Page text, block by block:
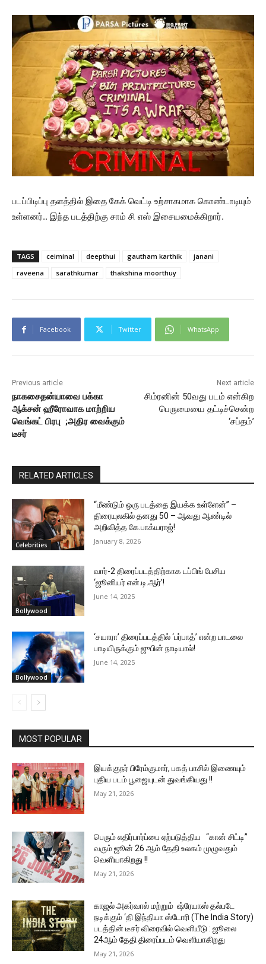
படப்பிடிப்பு தளத்தில் இதை கேக் வெட்டி உற்சாகமாக கொண்டாடியும்
உள்ளனர்.. இந்த படத்திற்கு சாம் சி எஸ் இசையமைக்கிறார்.
TAGS ceiminal deepthui gautham karthik
janani
raveena
sarathkumar thakshina moorthuy
Facebook Twitter WhatsApp
Previous article
நாகசைதன்யாவை பக்கா
ஆக்சன் ஹீரோவாக மாற்றிய
வெங்கட் பிரபு ;அதிர வைக்கும்
டீசர்
Next article
சிம்ரனின் 50வது படம் என்கிற
பெருமையை தட்டிச்சென்ற
‘சப்தம்’
RELATED ARTICLES
Celebrities
“மீண்டும் ஒரு படத்தை இயக்க உள்ளேன்” –
திரையுலகில் தனது 50 – ஆவது ஆண்டில்
அறிவித்த கே.பாக்யராஜ்!
January 8, 2026
Bollywood
வார்-2 திரைப்படத்திற்காக டப்பிங் பேசிய
‘ஜூனியர் என்.டி.ஆர்’!
June 14, 2025
Bollywood
‘சயாரா’ திரைப்படத்தில் ‘பர்பாத்’ என்ற பாடலை
பாடியிருக்கும் ஜுபின் நாடியால்!
June 14, 2025
MOST POPULAR
இயக்குநர் பிரேம்குமார், பகத் பாசில் இணையும்
புதிய படம் பூஜையுடன் துவங்கியது !!
May 21, 2026
பெரும் எதிர்பார்ப்பை ஏற்படுத்திய “கான் சிட்டி”
வரும் ஜூன் 26 ஆம் தேதி உலகம் முழுவதும்
வெளியாகிறது !!
May 21, 2026
காஜல் அகர்வால் மற்றும் ஷ்ரேயாஸ் தல்படே
நடிக்கும் ‘தி இந்தியா ஸ்டோரி (The India Story)
படத்தின் டீசர் விரைவில் வெளியீடு : ஜூலை
24ஆம் தேதி திரைப்படம் வெளியாகிறது
May 21, 2026